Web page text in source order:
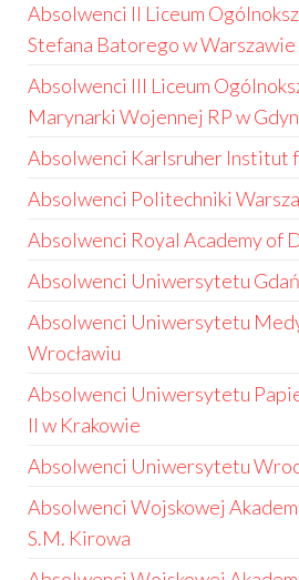
Absolwenci II Liceum
Stefana Batorego w Warszawie
Absolwenci III Liceum
Marynarki Wojennej RP w
Absolwenci Karlsruher Institut
Absolwenci Politechniki
Absolwenci Royal Academy of
Absolwenci Uniwersytetu
Absolwenci Uniwersytetu
Wrocławiu
Absolwenci Uniwersytetu
II w Krakowie
Absolwenci Uniwersytetu
Absolwenci Wojskowej
S.M. Kirowa